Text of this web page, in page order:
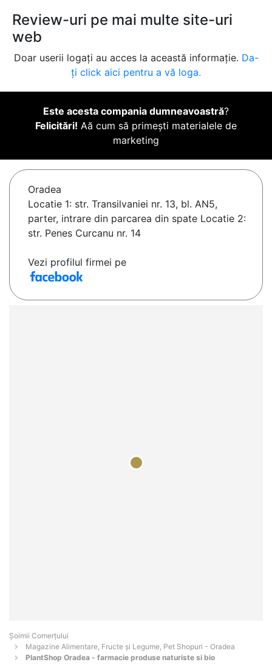
Review-uri pe mai multe site-uri
web
Doar userii logați au acces la această informație. Da-
ți click aici pentru a vă loga.
Este acesta compania dumneavoastră?
Felicitări! Aă cum să primești materialele de
marketing
Oradea
Locatie 1: str. Transilvaniei nr. 13, bl. AN5,
parter, intrare din parcarea din spate Locatie 2:
str. Penes Curcanu nr. 14
Vezi profilul firmei pe
Șoimii Comerțului
Magazine Alimentare, Fructe și Legume, Pet Shopuri - Oradea
PlantShop Oradea - farmacie produse naturiste si bio